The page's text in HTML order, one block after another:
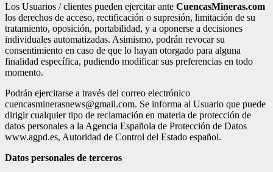
Los Usuarios / clientes pueden ejercitar ante CuencasMineras.com
los derechos de acceso, rectificación o supresión, limitación de su
tratamiento, oposición, portabilidad, y a oponerse a decisiones
individuales automatizadas. Asimismo, podrán revocar su
consentimiento en caso de que lo hayan otorgado para alguna
finalidad específica, pudiendo modificar sus preferencias en todo
momento.
Podrán ejercitarse a través del correo electrónico
cuencasminerasnews@gmail.com. Se informa al Usuario que puede
dirigir cualquier tipo de reclamación en materia de protección de
datos personales a la Agencia Española de Protección de Datos
www.agpd.es, Autoridad de Control del Estado español.
Datos personales de terceros